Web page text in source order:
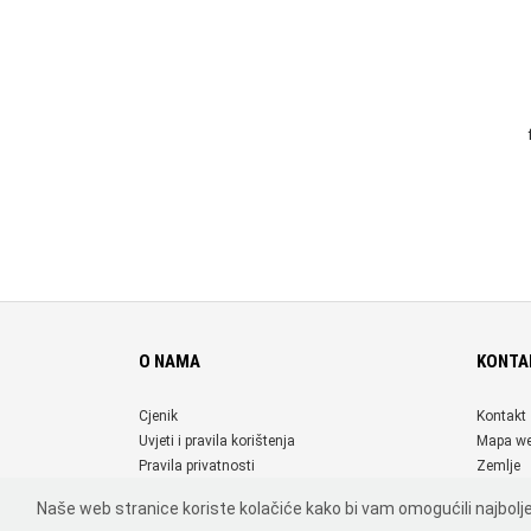
Naše web stranice koriste kolačiće kako bi vam omogućili
O NAMA
Cjenik
Uvjeti i pravila korištenja
Pravila privatnosti
Kontakt
Mapa
Zemlje